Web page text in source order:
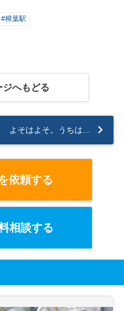
#樟葉駅
ジへもどる
依頼する
相談する